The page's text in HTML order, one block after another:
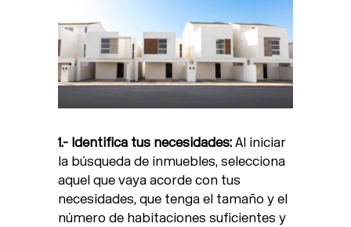
1.- Identifica tus necesidades: Al iniciar
la búsqueda de inmuebles, selecciona
aquel que vaya acorde con tus
necesidades, que tenga el tamaño y el
número de habitaciones suficientes y